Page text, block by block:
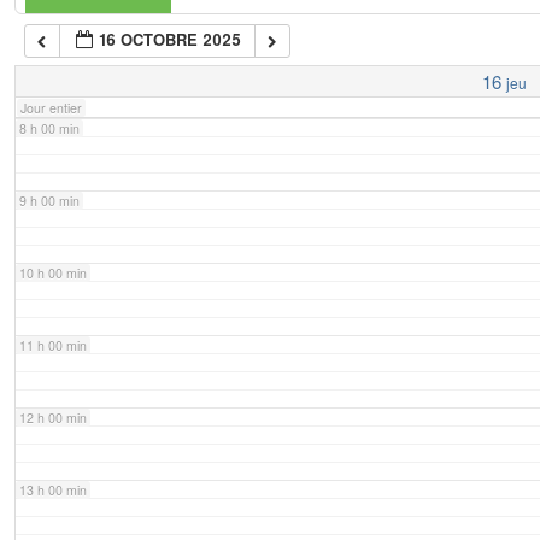
16 OCTOBRE 2025
16 jeu
Jour entier
7 h 00 min
8 h 00 min
9 h 00 min
10 h 00 min
11 h 00 min
12 h 00 min
13 h 00 min